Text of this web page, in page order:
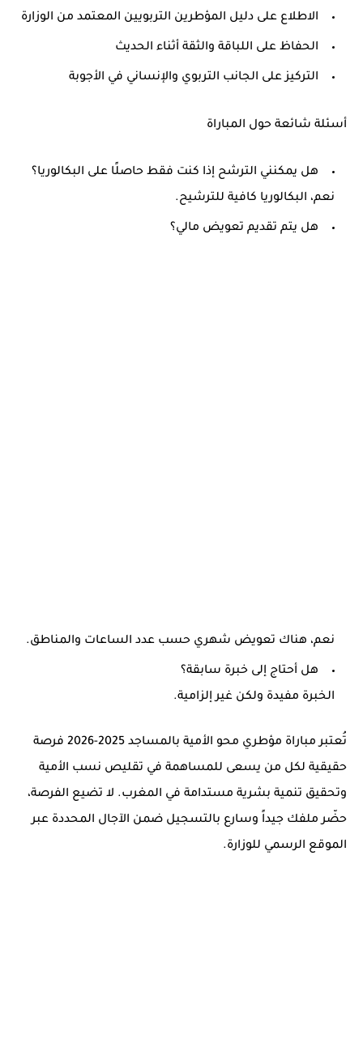
الاطلاع على دليل المؤطرين التربويين المعتمد من الوزارة
الحفاظ على اللباقة والثقة أثناء الحديث
التركيز على الجانب التربوي والإنساني في الأجوبة
أسئلة شائعة حول المباراة
هل يمكنني الترشح إذا كنت فقط حاصلًا على البكالوريا؟
نعم، البكالوريا كافية للترشيح.
هل يتم تقديم تعويض مالي؟
نعم، هناك تعويض شهري حسب عدد الساعات والمناطق.
هل أحتاج إلى خبرة سابقة؟
الخبرة مفيدة ولكن غير إلزامية.
تُعتبرمباراة مؤطري محو الأمية بالمساجد 2025-2026
فرصة
حقيقية لكل من يسعى للمساهمة في تقليص نسب الأمية
وتحقيق تنمية بشرية مستدامة في المغرب. لا تضيع الفرصة،
حضّر ملفك جيداً وسارع بالتسجيل ضمن الآجال المحددة عبر
الموقع الرسمي للوزارة.